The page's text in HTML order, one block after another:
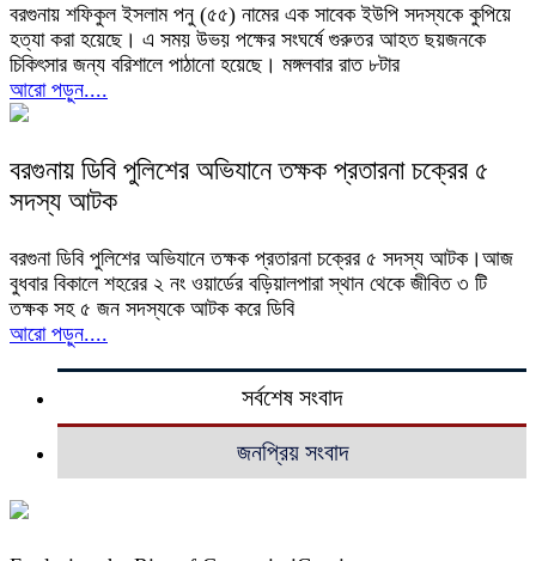
বরগুনায় শফিকুল ইসলাম পনু (৫৫) নামের এক সাবেক ইউপি সদস্যকে কুপিয়ে
হত্যা করা হয়েছে। এ সময় উভয় পক্ষের সংঘর্ষে গুরুতর আহত ছয়জনকে
চিকিৎসার জন্য বরিশালে পাঠানো হয়েছে। মঙ্গলবার রাত ৮টার
আরো পড়ুন....
বরগুনায় ডিবি পুলিশের অভিযানে তক্ষক প্রতারনা চক্রের ৫
সদস্য আটক
বরগুনা ডিবি পুলিশের অভিযানে তক্ষক প্রতারনা চক্রের ৫ সদস্য আটক।আজ
বুধবার বিকালে শহরের ২ নং ওয়ার্ডের বড়িয়ালপারা স্থান থেকে জীবিত ৩ টি
তক্ষক সহ ৫ জন সদস্যকে আটক করে ডিবি
আরো পড়ুন....
সর্বশেষ সংবাদ
জনপ্রিয় সংবাদ